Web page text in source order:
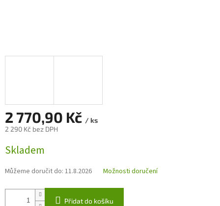
2 770,90 Kč / ks
2 290 Kč bez DPH
cena:
Skladem
Můžeme doručit do: 11.8.2026 Možnosti doručení
Přidat do košíku